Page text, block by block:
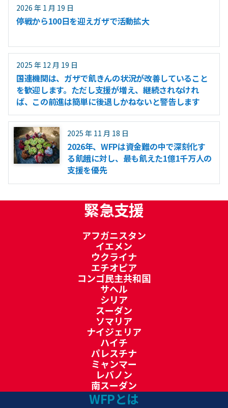
2026 年 1 月 19 日
停戦から100日を迎えガザで活動拡大
2025 年 12 月 19 日
国連機関は、ガザで飢きんの状況が改善していること
を歓迎します。ただし支援が増え、継続されなけれ
ば、この前進は簡単に後退しかねないと警告します
2025 年 11 月 18 日
2026年、WFPは資金難の中で深刻化す
る飢餓に対し、最も飢えた1億1千万人の
支援を優先
緊急支援
アフガニスタン
イエメン
ウクライナ
エチオピア
コンゴ民主共和国
サヘル
シリア
スーダン
ソマリア
ナイジェリア
ハイチ
パレスチナ
ミャンマー
レバノン
南スーダン
WFPとは